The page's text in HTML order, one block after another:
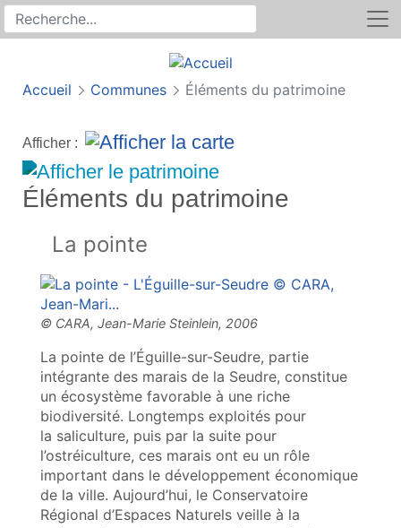
Recherche sur le site
Rechercher
Accueil Communes Éléments du patrimoine
Afficher :
Éléments du patrimoine
La pointe
La pointe de l’Éguille-sur-Seudre, partie
intégrante des marais de la Seudre, constitue
un écosystème favorable à une riche
biodiversité. Longtemps exploités pour
la saliculture, puis par la suite pour
l’ostréiculture, ces marais ont eu un rôle
important dans le développement économique
de la ville. Aujourd’hui, le Conservatoire
Régional d’Espaces Naturels veille à la